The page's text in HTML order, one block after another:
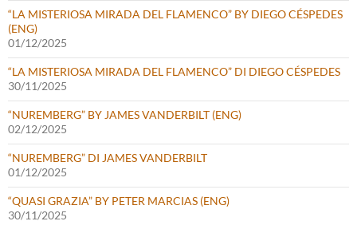
“LA MISTERIOSA MIRADA DEL FLAMENCO” BY DIEGO CÉSPEDES
(ENG)
01/12/2025
“LA MISTERIOSA MIRADA DEL FLAMENCO” DI DIEGO CÉSPEDES
30/11/2025
“NUREMBERG” BY JAMES VANDERBILT (ENG)
02/12/2025
“NUREMBERG” DI JAMES VANDERBILT
01/12/2025
“QUASI GRAZIA” BY PETER MARCIAS (ENG)
30/11/2025